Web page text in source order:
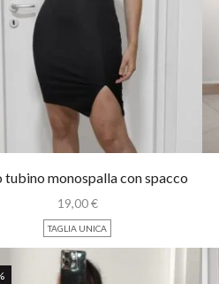
monospalla con spacco
19,00€
TAGLIA UNICA